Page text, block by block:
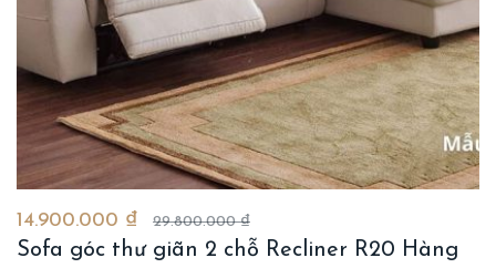
14.900.000 ₫ 29.800.000 ₫
Sofa góc thư giãn 2 chỗ Recliner R20 Hàng